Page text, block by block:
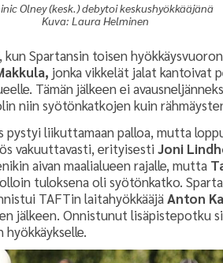
Olney (kesk.) debytoi keskushyökkääjänä
Kuva: Laura Helminen
Spartansin toisen
jonka vikkelät jalat kantoivat
Tämän jälkeen ei
niin syötönkatkojen kuin
pystyi liikuttamaan palloa, mutta
vakuuttavasti, erityisestiJoni
aivan maalialueen rajalle, mutta
tuloksena oli syötönkatko.
TAFTin laitahyökkääjäAnton
jälkeen. Onnistunut lisäpistepotku